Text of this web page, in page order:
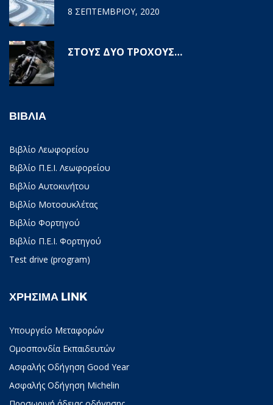
8 ΣΕΠΤΕΜΒΡΊΟΥ, 2020
ΣΤΟΥΣ ΔΥΟ ΤΡΟΧΟΥΣ…
ΒΙΒΛΙΑ
Βιβλίο Λεωφορείου
Βιβλίο Π.Ε.Ι. Λεωφορείου
Βιβλίο Αυτοκινήτου
Βιβλίο Μοτοσυκλέτας
Βιβλίο Φορτηγού
Βιβλίο Π.Ε.Ι. Φορτηγού
Test drive (program)
ΧΡΗΣΙΜΑ LINK
Υπουργείο Μεταφορών
Ομοσπονδία Εκπαιδευτών
Ασφαλής Οδήγηση Good Year
Ασφαλής Οδήγηση Michelin